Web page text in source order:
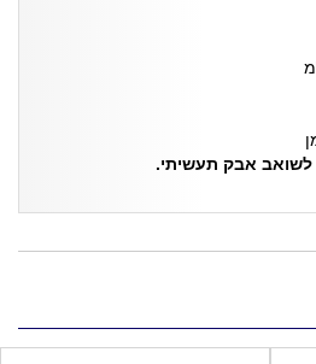
לשואב אבק תעשיתי.